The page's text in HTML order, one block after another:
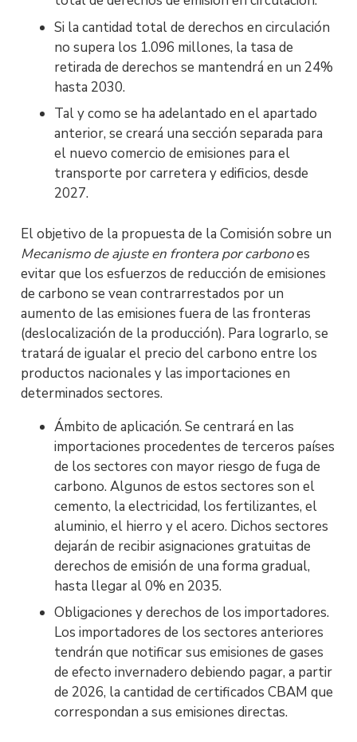
Si la cantidad total de derechos en circulación
no supera los 1.096 millones, la tasa de
retirada de derechos se mantendrá en un 24%
hasta 2030.
Tal y como se ha adelantado en el apartado
anterior, se creará una sección separada para
el nuevo comercio de emisiones para el
transporte por carretera y edificios, desde
2027.
El objetivo de la propuesta de la Comisión sobre un
Mecanismo de ajuste en frontera por carbonoes
evitar que los esfuerzos de reducción de emisiones
de carbono se vean contrarrestados por un
aumento de las emisiones fuera de las fronteras
(deslocalización de la producción). Para lograrlo, se
tratará de igualar el precio del carbono entre los
productos nacionales y las importaciones en
determinados sectores.
Ámbito de aplicación. Se centrará en las
importaciones procedentes de terceros países
de los sectores con mayor riesgo de fuga de
carbono. Algunos de estos sectores son el
cemento, la electricidad, los fertilizantes, el
aluminio, el hierro y el acero. Dichos sectores
dejarán de recibir asignaciones gratuitas de
derechos de emisión de una forma gradual,
hasta llegar al 0% en 2035.
Obligaciones y derechos de los importadores.
Los importadores de los sectores anteriores
tendrán que notificar sus emisiones de gases
de efecto invernadero debiendo pagar, a partir
de 2026, la cantidad de certificados CBAM que
correspondan a sus emisiones directas.